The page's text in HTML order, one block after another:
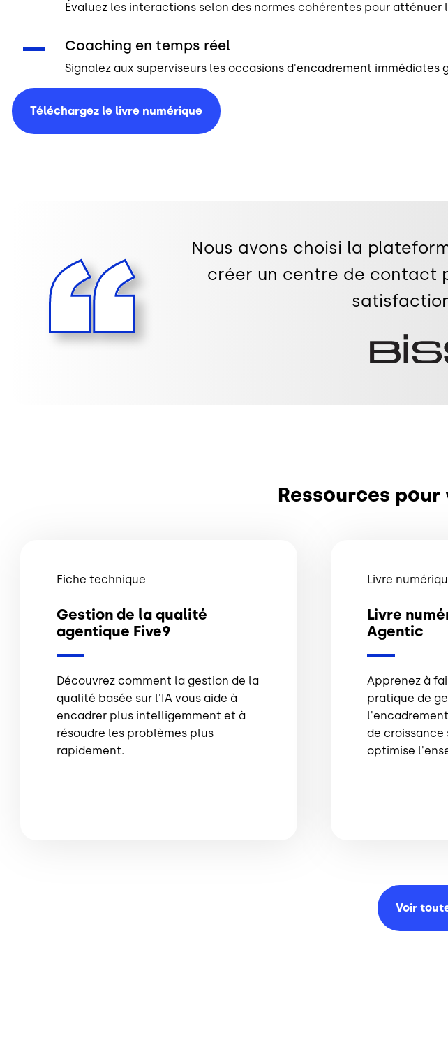
Évaluez les interactions selon des normes cohérentes pour atténuer
Coaching en temps réel
Signalez aux superviseurs les occasions d'encadrement immédiates
Téléchargez le livre numérique
Nous avons choisi la
créer un centre de contact
Image
Ressources
Fiche technique
Gestion de la qualité
agentique Five9
Découvrez comment la gestion de la
qualité basée sur l'IA vous aide à
encadrer plus intelligemment et à
résoudre les problèmes plus
rapidement.
Livre
Livre
Agentic
Apprenez à
pratique de
de
optimise
Voir